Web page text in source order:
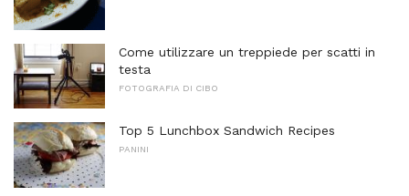
Come utilizzare un treppiede per scatti in
testa
FOTOGRAFIA DI CIBO
Top 5 Lunchbox Sandwich Recipes
PANINI